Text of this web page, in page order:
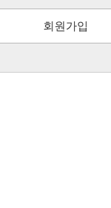
회원가입